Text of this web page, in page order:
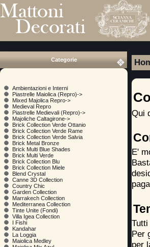
Categorie
Ambientazioni e Interni
Piastrelle Maiolica (Repro)->
Mixed Majolica Repro->
Medieval Repro
Piastrelle Medievali (Repro)->
Majoliche Caltagirone->
Brick Collection Verde Ottanio
Brick Collection Verde Rame
Brick Collection Verde Salvia
Brick Metal Bronze
Brick Multi Blue Shades
Brick Multi Verde
Brick Collection Blu
Brick Collection Miele
Blend Crystal
Canne 3D Collection
Country Chic
Garden Collection
Marrakech Collection
Mediterranea Collection
Tinte Unite (Fondi)
Villa Igea Collection
I Fishi
Kandahar
La Loggia
Maiolica Medley
Qui
E'
Per
per